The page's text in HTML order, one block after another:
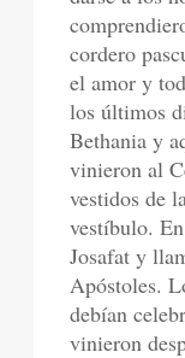
cordero
el amor y
los últimos
Bethania y
vinieron al
vestidos de
vestíbulo.
Josafat y
Apóstoles.
debían
vinieron